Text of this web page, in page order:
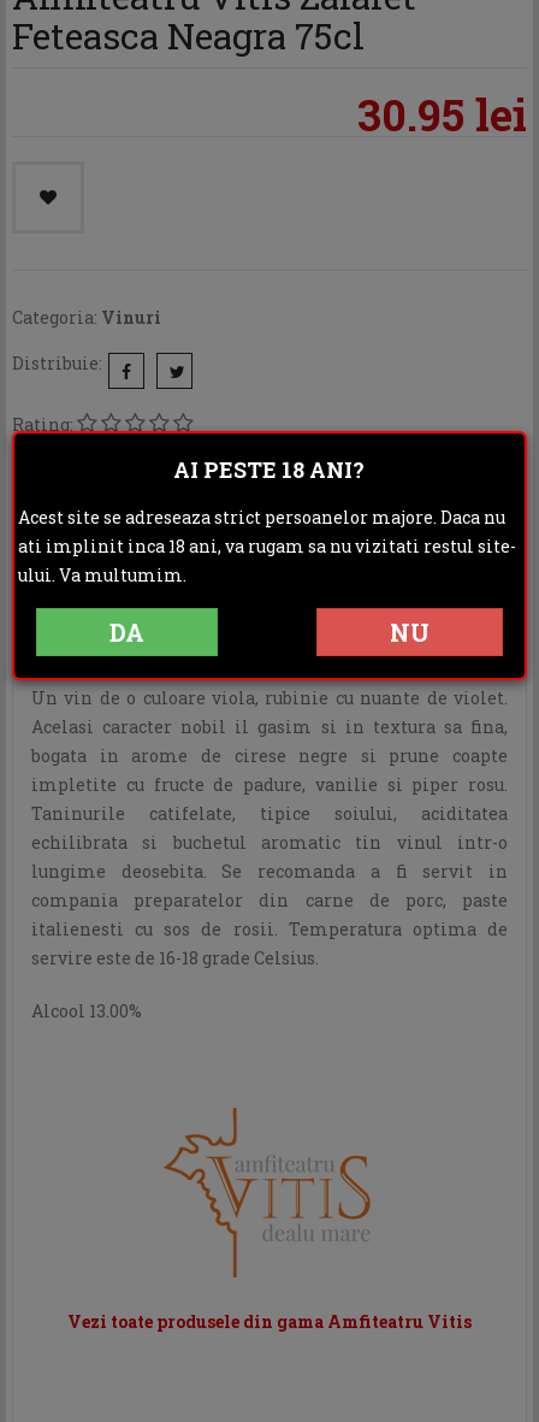
Feteasca Neagra 75cl
30.95 lei
Categoria: Vinuri
Distribuie:
Rating:
OPINII (0)
DOC-CMD
Un vin de o culoare viola, rubinie cu nuante de violet.
Acelasi caracter nobil il gasim si in textura sa fina,
bogata in arome de cirese negre si prune coapte
impletite cu fructe de padure, vanilie si piper rosu.
Taninurile catifelate, tipice soiului, aciditatea
echilibrata si buchetul aromatic tin vinul intr-o
lungime deosebita. Se recomanda a fi servit in
compania preparatelor din carne de porc, paste
italienesti cu sos de rosii. Temperatura optima de
servire este de 16-18 grade Celsius.
Alcool 13.00%
Vezi toate produsele din gama Amfiteatru Vitis
AI PESTE 18 ANI?
Acest site se adreseaza strict persoanelor majore. Daca nu
ati implinit inca 18 ani, va rugam sa nu vizitati restul site-
ului. Va multumim.
DA NU